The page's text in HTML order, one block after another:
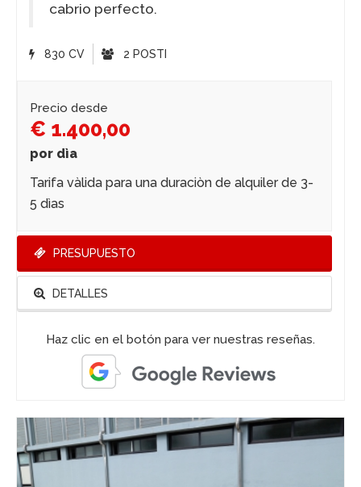
cabrio perfecto.
830 CV 2 POSTI
Precio desde
€ 1.400,00
por dìa
Tarifa vàlida para una duraciòn de alquiler de 3-
5 dìas
PRESUPUESTO
DETALLES
Haz clic en el botón para ver nuestras reseñas.